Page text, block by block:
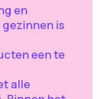
en
gezinnen is
een te
alle